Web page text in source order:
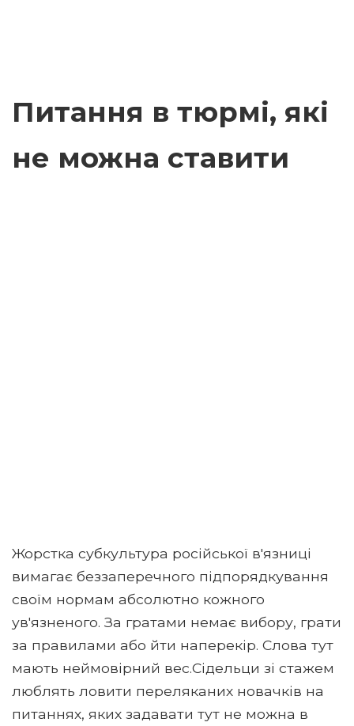
Питання в тюрмі, які
не можна ставити
Жорстка субкультура російської в'язниці
вимагає беззаперечного підпорядкування
своїм нормам абсолютно кожного
ув'язненого. За гратами немає вибору, грати
за правилами або йти наперекір. Слова тут
мають неймовірний вес.Сідельци зі стажем
люблять ловити переляканих новачків на
питаннях, яких задавати тут не можна в